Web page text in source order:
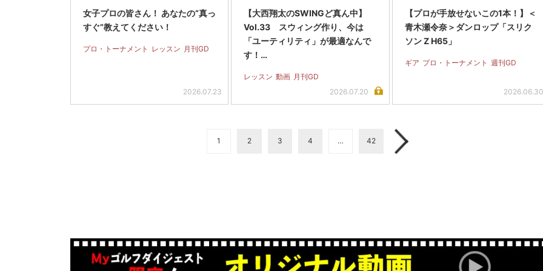
女子プロの皆さん！ あなたの“真っ
すぐ”教えてください！
プロ・トーナメント レッスン 月刊GD
2026.07.23
【大西翔太のSWINGど真ん中】
Vol.33 スウィング作り、今は
「ユーティリティ」が最適なんで
す！…
レッスン 動画 月刊GD
2026.07.20
【プロが手放せないこの1本！】＜
青木瀬令奈＞ダンロップ「スリク
ソン Z H65」
ギア プロ・トーナメント 週刊GD
2026.06.30
1 2 3 4 … 42